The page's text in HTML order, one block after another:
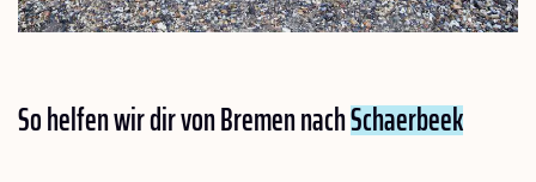
So helfen wir dir von Bremen nachSchaerbeek